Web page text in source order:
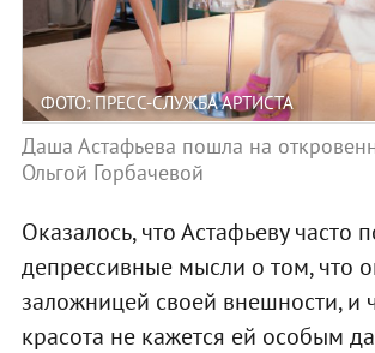
ФОТО: ПРЕСС-СЛУЖБА АРТИСТА
Даша Астафьева пошла на
Ольгой Горбачевой
Оказалось, что Астафьеву часто
депрессивные мысли о том, что
заложницей своей внешности, и
красота не кажется ей особым